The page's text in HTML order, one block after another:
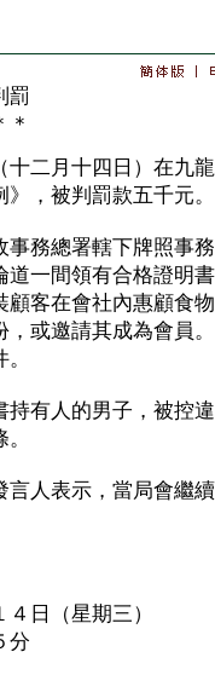
罰
＊
二月十四日）在九龍
，被判罰款五千元。
務總署轄下牌照事務
道一間領有合格證明
顧客在會社內惠顧食
，或邀請其成為會員
有人的男子，被控違
人表示，當局會繼續
日（星期三）
分